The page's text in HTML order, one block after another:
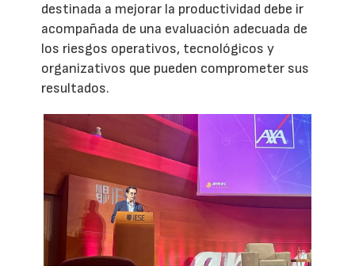
destinada a mejorar la productividad debe ir
acompañada de una evaluación adecuada de
los riesgos operativos, tecnológicos y
organizativos que pueden comprometer sus
resultados.